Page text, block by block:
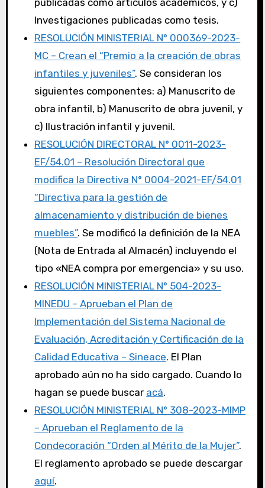
publicadas como artículos académicos, y c)
Investigaciones publicadas como tesis.
RESOLUCIÓN MINISTERIAL N° 000369-2023-
MC – Crean el “Premio a la creación de obras
infantiles y juveniles”. Se consideran los
siguientes componentes: a) Manuscrito de
obra infantil, b) Manuscrito de obra juvenil, y
c) Ilustración infantil y juvenil.
RESOLUCIÓN DIRECTORAL N° 0011-2023-
EF/54.01 – Resolución Directoral que
modifica la Directiva N° 0004-2021-EF/54.01
“Directiva para la gestión de
almacenamiento y distribución de bienes
muebles”. Se modificó la definición de la NEA
(Nota de Entrada al Almacén) incluyendo el
tipo «NEA compra por emergencia» y su uso.
RESOLUCIÓN MINISTERIAL N° 504-2023-
MINEDU – Aprueban el Plan de
Implementación del Sistema Nacional de
Evaluación, Acreditación y Certificación de la
Calidad Educativa – Sineace. El Plan
aprobado aún no ha sido cargado. Cuando lo
hagan se puede buscar acá.
RESOLUCIÓN MINISTERIAL N° 308-2023-MIMP
– Aprueban el Reglamento de la
Condecoración “Orden al Mérito de la Mujer”.
El reglamento aprobado se puede descargar
aquí.